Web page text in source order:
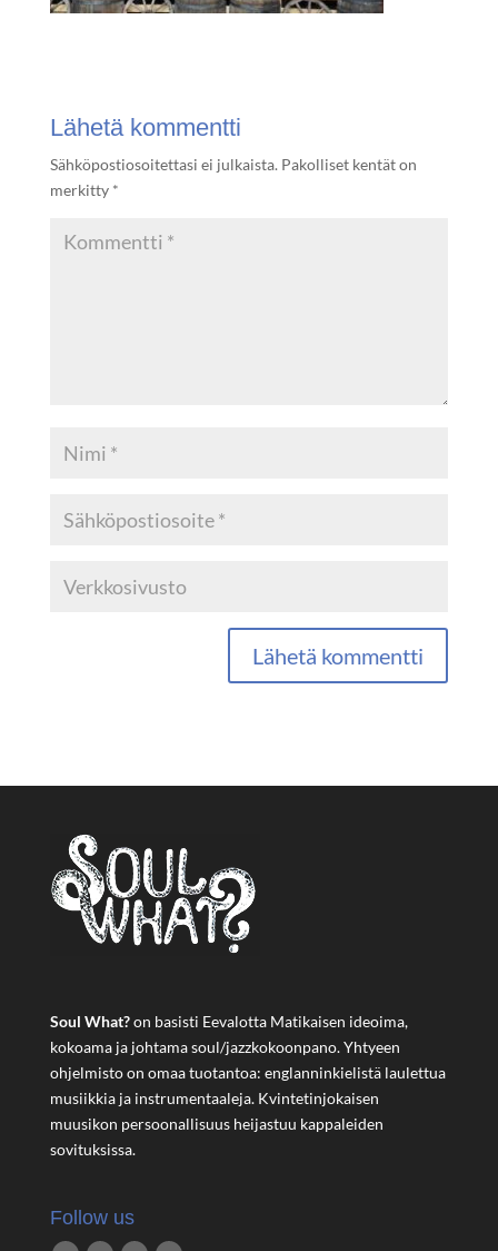
Lähetä kommentti
Sähköpostiosoitettasi ei julkaista. Pakolliset kentät on
merkitty *
Soul What?on basisti Eevalotta Matikaisen ideoima,
kokoama ja johtama soul/jazz­kokoonpano. Yhtyeen
ohjelmisto on omaa tuotantoa: englanninkielistä laulettua
musiikkia ja instrumentaaleja. Kvintetinjokaisen
muusikon persoonallisuus heijastuu kappaleiden
sovituksissa.
Follow us